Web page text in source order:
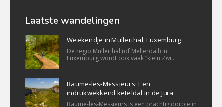
Laatste wandelingen
Weekendje in Mullerthal, Luxemburg
De regio Mullerthal (of Mëllerdall) in
Luxemburg wordt ook vaak “klein Zwi..
Baume-les-Messieurs: Een
indrukwekkend keteldal in de Jura
Baume-les-Messieurs is een prachtig dorpje in